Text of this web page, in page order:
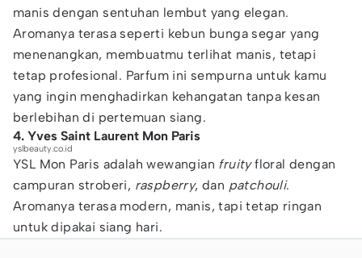
manis dengan sentuhan lembut yang elegan.
Aromanya terasa seperti kebun bunga segar yang
menenangkan, membuatmu terlihat manis, tetapi
tetap profesional. Parfum ini sempurna untuk kamu
yang ingin menghadirkan kehangatan tanpa kesan
berlebihan di pertemuan siang.
4. Yves Saint Laurent Mon Paris
yslbeauty.co.id
YSL Mon Paris adalah wewangian fruityfloral dengan
campuran stroberi, raspberry, dan patchouli.
Aromanya terasa modern, manis, tapi tetap ringan
untuk dipakai siang hari.